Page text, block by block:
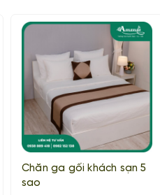
Chăn ga gối khách sạn 5
sao